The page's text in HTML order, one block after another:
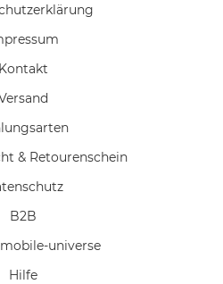
Kontakt
& Retourenschein
B2B
universe
Hilfe